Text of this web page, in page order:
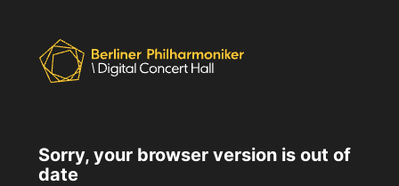
Sorry, your browser version is out of
date